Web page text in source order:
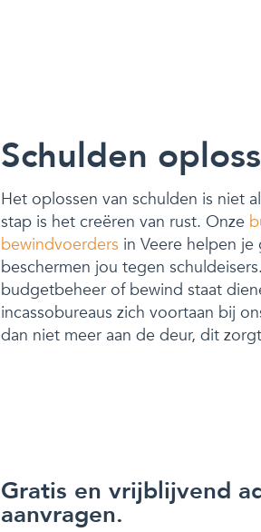
Schulden
Het oplossen van schulden is niet
stap is het creëren van rust. Onze
bewindvoerders in Veere helpen je
beschermen jou tegen
budgetbeheer of bewind staat
incassobureaus zich voortaan bij
dan niet meer aan de deur, dit
Gratis en vrijblijvend
aanvragen.